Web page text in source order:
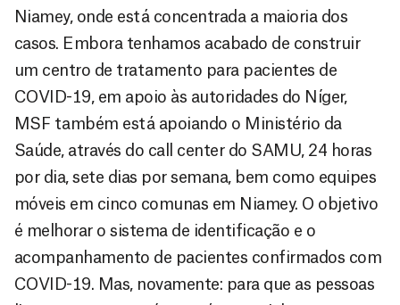
Niamey, onde está concentrada a maioria dos
casos. Embora tenhamos acabado de construir
um centro de tratamento para pacientes de
COVID-19, em apoio às autoridades do Níger,
MSF também está apoiando o Ministério da
Saúde, através do call center do SAMU, 24 horas
por dia, sete dias por semana, bem como equipes
móveis em cinco comunas em Niamey. O objetivo
é melhorar o sistema de identificação e o
acompanhamento de pacientes confirmados com
COVID-19. Mas, novamente: para que as pessoas